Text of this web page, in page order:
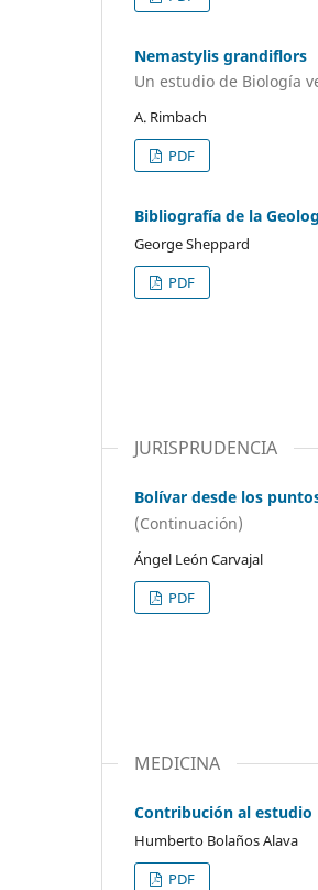
Nemastylis grandiflors
Un estudio de Biología
A. Rimbach
PDF
Bibliografía de la
George Sheppard
PDF
JURISPRUDENCIA
Bolívar desde los
(Continuación)
Ángel León Carvajal
PDF
MEDICINA
Contribución al estudio
Humberto Bolaños Alava
PDF